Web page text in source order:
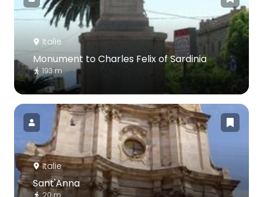
Italie
Monument to Charles Felix of Sardinia
193 m
Italie
Sant'Anna
20 m